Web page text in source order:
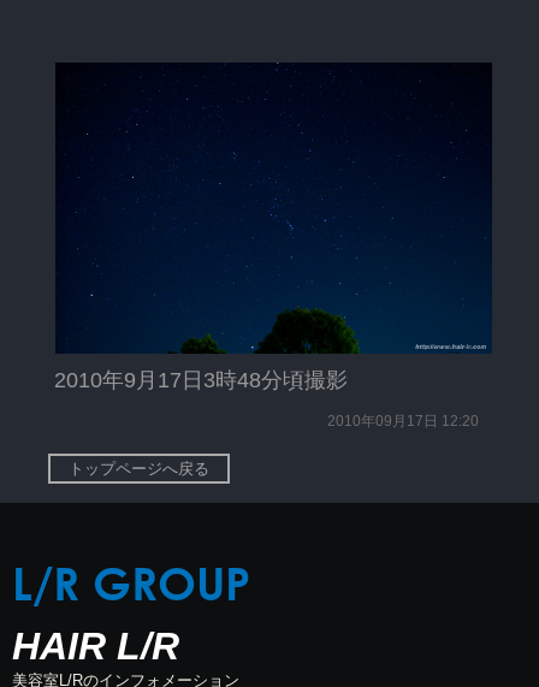
2010年9月17日3時48分頃撮影
2010年09月17日 12:20
トップページへ戻る
L/R GROUP
HAIR L/R
美容室L/Rのインフォメーション